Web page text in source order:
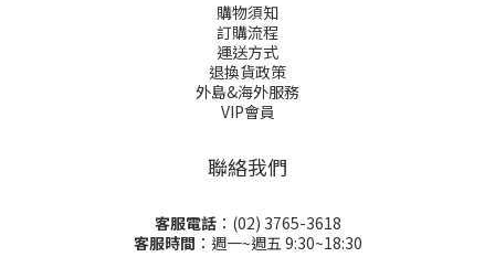
購物須知
訂購流程
運送方式
退換貨政策
外島&海外服務
VIP會員
聯絡我們
客服電話：(02) 3765-3618
客服時間 ：週一~週五 9:30~18:30